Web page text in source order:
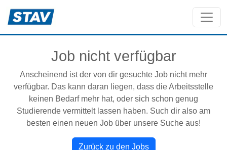
Job nicht verfügbar
Anscheinend ist der von dir gesuchte Job nicht mehr
verfügbar. Das kann daran liegen, dass die Arbeitsstelle
keinen Bedarf mehr hat, oder sich schon genug
Studierende vermittelt lassen haben. Such dir also am
besten einen neuen Job über unsere Suche aus!
Zurück zu den Jobs